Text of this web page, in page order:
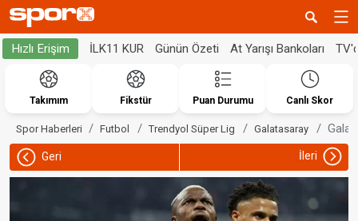
Hızlı Erişim İLK11 KUR Günün Özeti At Yarışı Bankoları
Takımım Fikstür Puan Durumu Canlı Skor
Spor Haberleri Futbol Trendyol Süper Lig Galatasaray
Geri İleri